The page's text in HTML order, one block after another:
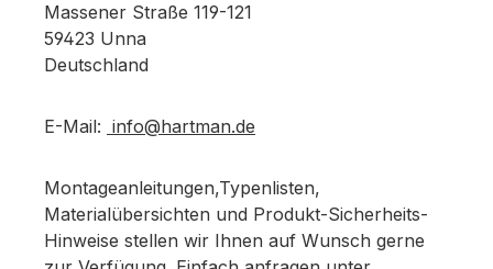
Massener Straße 119-121
59423 Unna
Deutschland
E-Mail: info@hartman.de
Montageanleitungen,Typenlisten,
Materialübersichten und Produkt-Sicherheits-
Hinweise stellen wir Ihnen auf Wunsch gerne